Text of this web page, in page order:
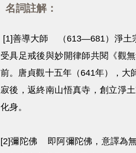
名詞註解：
[1]善導大師 （613—681）淨土
受具足戒後與妙開律師共閱《觀
前。唐貞觀十五年（641年），大
寂後，返終南山悟真寺，創立淨
化身。
[2]彌陀佛 即阿彌陀佛，意譯為